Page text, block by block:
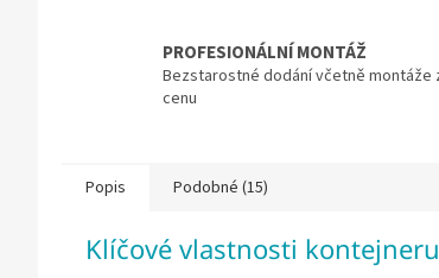
PROFESIONÁLNÍ MONTÁŽ
Bezstarostné dodání včetně montáže
cenu
Popis Podobné (15)
Klíčové vlastnosti